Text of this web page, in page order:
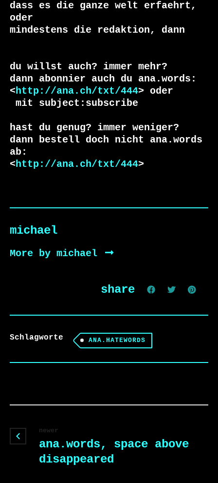
dass es die ganze welt erfaehrt,
oder
du willst auch? immer mehr?
dann abonnier auch du ana.words:
<http://ana.ch/txt/444
hast du genug? immer weniger?
dann bestell doch nicht ana.words
ab:
<http://ana.ch/txt/444>
michael
More by michael
share
Schlagworte ANA.HATEWORDS
newer
ana.words, space above
disappeared